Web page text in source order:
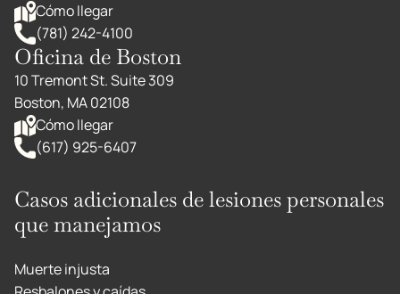
Cómo llegar
(781) 242-4100
Oficina de Boston
10 Tremont St. Suite 309
Boston, MA 02108
Cómo llegar
(617) 925-6407
Casos adicionales de lesiones personales
que manejamos
Muerte injusta